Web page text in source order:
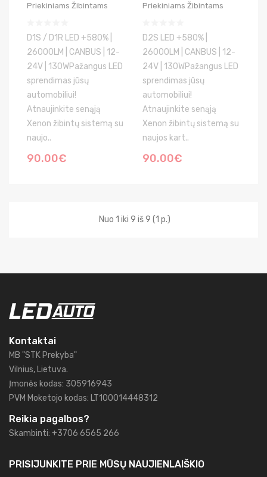
Priekiniams Žibintams
D1S / D1R LED +580% |
26000LM | CANBUS | 12-
24V | 130WPažangus LED
sprendimas jūsų
automobiliui!
Atnaujinkite senąją
Xenon žibintų sistemą su
naujo..
90.00€
Priekiniams Žibintams
D2S LED +580% |
26000LM | CANBUS | 12-
24V | 130WPažangus LED
sprendimas jūsų
automobiliui!
Atnaujinkite senąją
Xenon žibintų sistemą su
naujos kart..
90.00€
Nuo 1 iki 9 iš 9 (1 p.)
Kontaktai
MB "STK Prekyba"
Vilnius, Lietuva.
Įmonės kodas: 305916943
PVM Moketojo kodas: LT100014448312
Reikia pagalbos?
Skambinti: +3706 6565 266
PRISIJUNKITE PRIE MŪSŲ NAUJIENLAIŠKIO